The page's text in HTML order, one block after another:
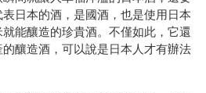
日本的酒，是國酒，也是使用日本
能釀造的珍貴酒。不僅如此，它還
釀造酒，可以說是日本人才有辦法